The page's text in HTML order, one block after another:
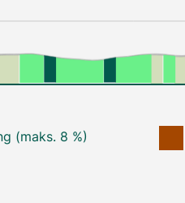
(maks. 8 %)